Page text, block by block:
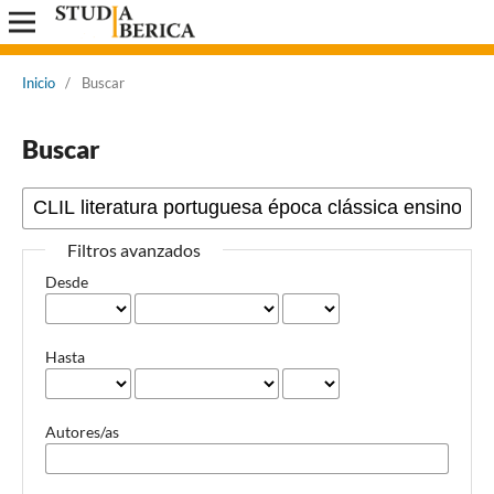
Inicio / Buscar
Buscar
Filtros avanzados
Desde
Hasta
Autores/as